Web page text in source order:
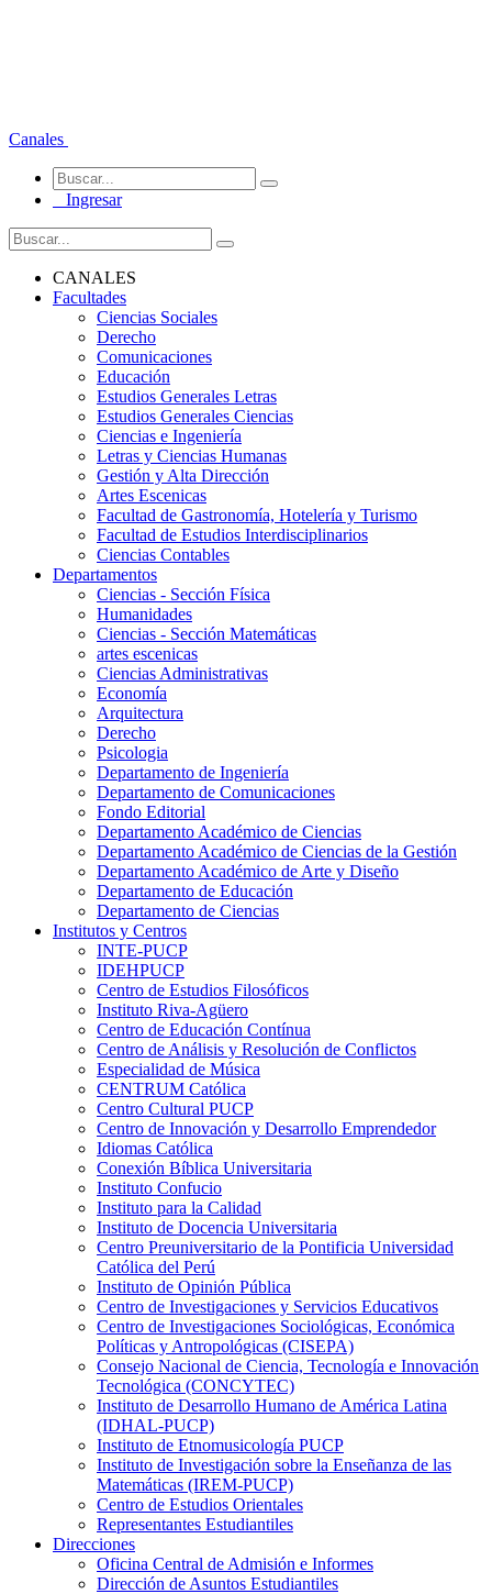
Canales
Ingresar
CANALES
Facultades
Ciencias Sociales
Derecho
Comunicaciones
Educación
Estudios Generales Letras
Estudios Generales Ciencias
Ciencias e Ingeniería
Letras y Ciencias Humanas
Gestión y Alta Dirección
Artes Escenicas
Facultad de Gastronomía, Hotelería y Turismo
Facultad de Estudios Interdisciplinarios
Ciencias Contables
Departamentos
Ciencias - Sección Física
Humanidades
Ciencias - Sección Matemáticas
artes escenicas
Ciencias Administrativas
Economía
Arquitectura
Derecho
Psicologia
Departamento de Ingeniería
Departamento de Comunicaciones
Fondo Editorial
Departamento Académico de Ciencias
Departamento Académico de Ciencias de la Gestión
Departamento Académico de Arte y Diseño
Departamento de Educación
Departamento de Ciencias
Institutos y Centros
INTE-PUCP
IDEHPUCP
Centro de Estudios Filosóficos
Instituto Riva-Agüero
Centro de Educación Contínua
Centro de Análisis y Resolución de Conflictos
Especialidad de Música
CENTRUM Católica
Centro Cultural PUCP
Centro de Innovación y Desarrollo Emprendedor
Idiomas Católica
Conexión Bíblica Universitaria
Instituto Confucio
Instituto para la Calidad
Instituto de Docencia Universitaria
Centro Preuniversitario de la Pontificia Universidad
Católica del Perú
Instituto de Opinión Pública
Centro de Investigaciones y Servicios Educativos
Centro de Investigaciones Sociológicas, Económica
Políticas y Antropológicas (CISEPA)
Consejo Nacional de Ciencia, Tecnología e Innovación
Tecnológica (CONCYTEC)
Instituto de Desarrollo Humano de América Latina
(IDHAL-PUCP)
Instituto de Etnomusicología PUCP
Instituto de Investigación sobre la Enseñanza de las
Matemáticas (IREM-PUCP)
Centro de Estudios Orientales
Representantes Estudiantiles
Direcciones
Oficina Central de Admisión e Informes
Dirección de Asuntos Estudiantiles